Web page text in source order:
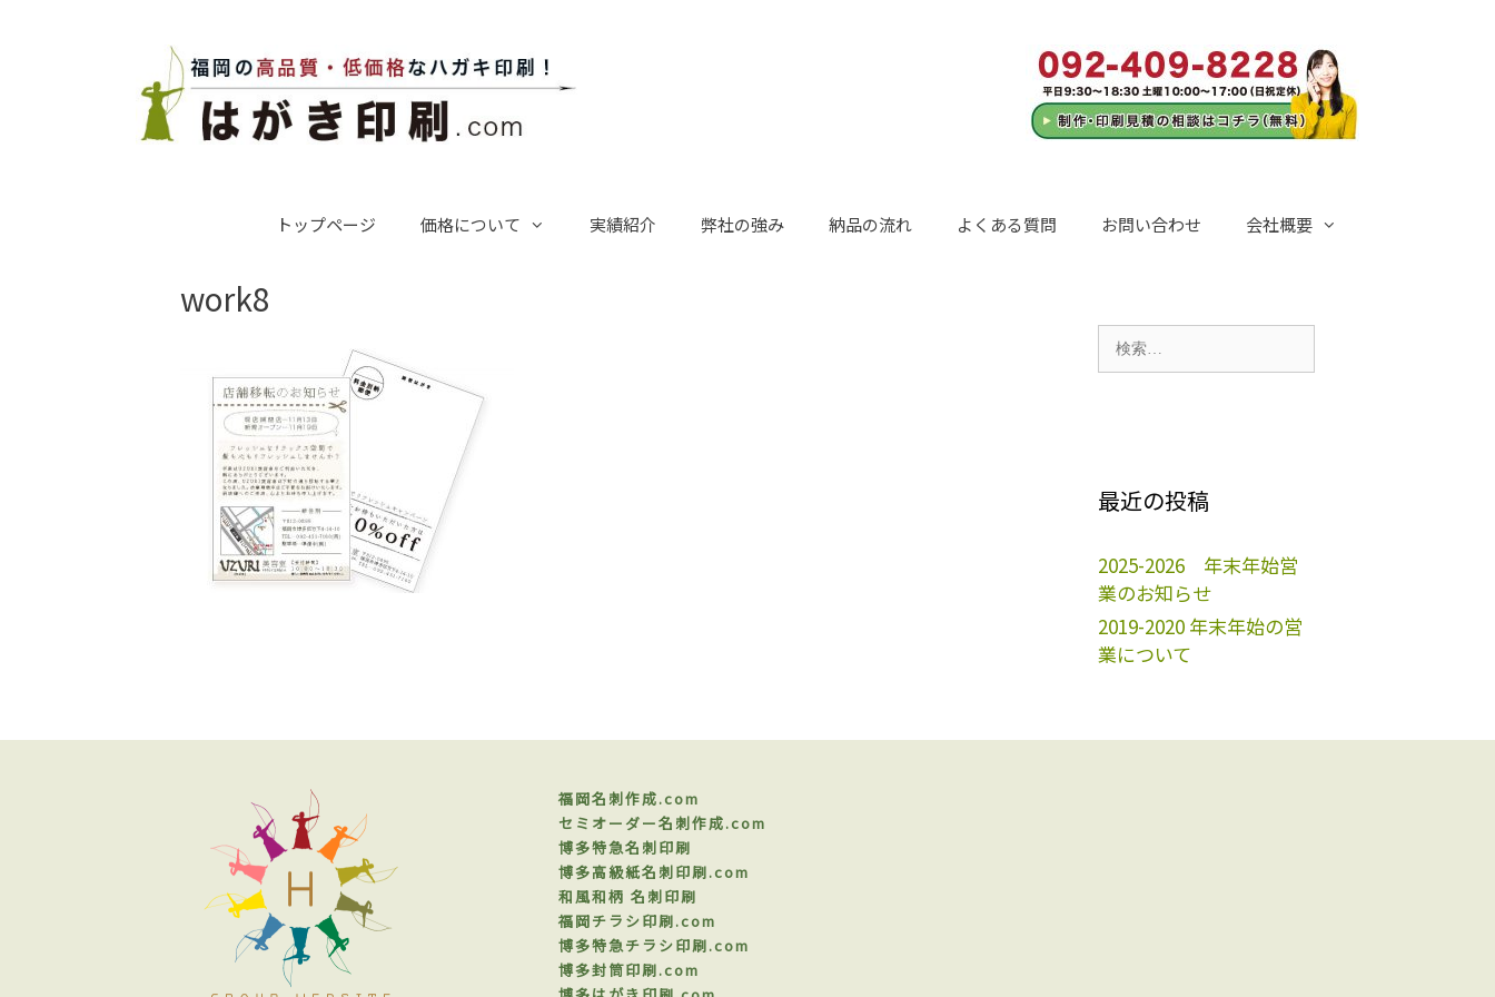
トップページ 価格について 実績紹介 弊社の強み 納品の流れ よくある質問 お問い合わせ 会社概要
work8
索:
最近の投稿
2025-2026 年末年始営
業のお知らせ
2019-2020 年末年始の営
業について
福岡名刺作成.com
セミオーダー名刺作成.com
博多特急名刺印刷
博多高級紙名刺印刷.com
和風和柄 名刺印刷
福岡チラシ印刷.com
博多特急チラシ印刷.com
博多封筒印刷.com